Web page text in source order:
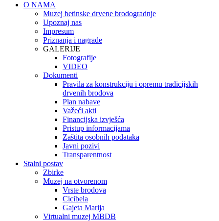
O NAMA
Muzej betinske drvene brodogradnje
Upoznaj nas
Impresum
Priznanja i nagrade
GALERIJE
Fotografije
VIDEO
Dokumenti
Pravila za konstrukciju i opremu tradicijskih
drvenih brodova
Plan nabave
Važeći akti
Financijska izvješća
Pristup informacijama
Zaštita osobnih podataka
Javni pozivi
Transparentnost
Stalni postav
Zbirke
Muzej na otvorenom
Vrste brodova
Cicibela
Gajeta Marija
Virtualni muzej MBDB